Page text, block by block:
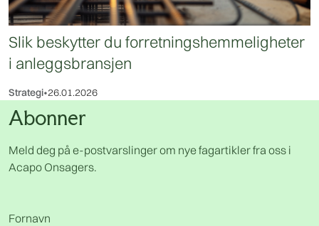
Slik beskytter du forretningshemmeligheter
i anleggsbransjen
Strategi•26.01.2026
Abonner
Meld deg på e-postvarslinger om nye fagartikler fra oss i
Acapo Onsagers.
Fornavn